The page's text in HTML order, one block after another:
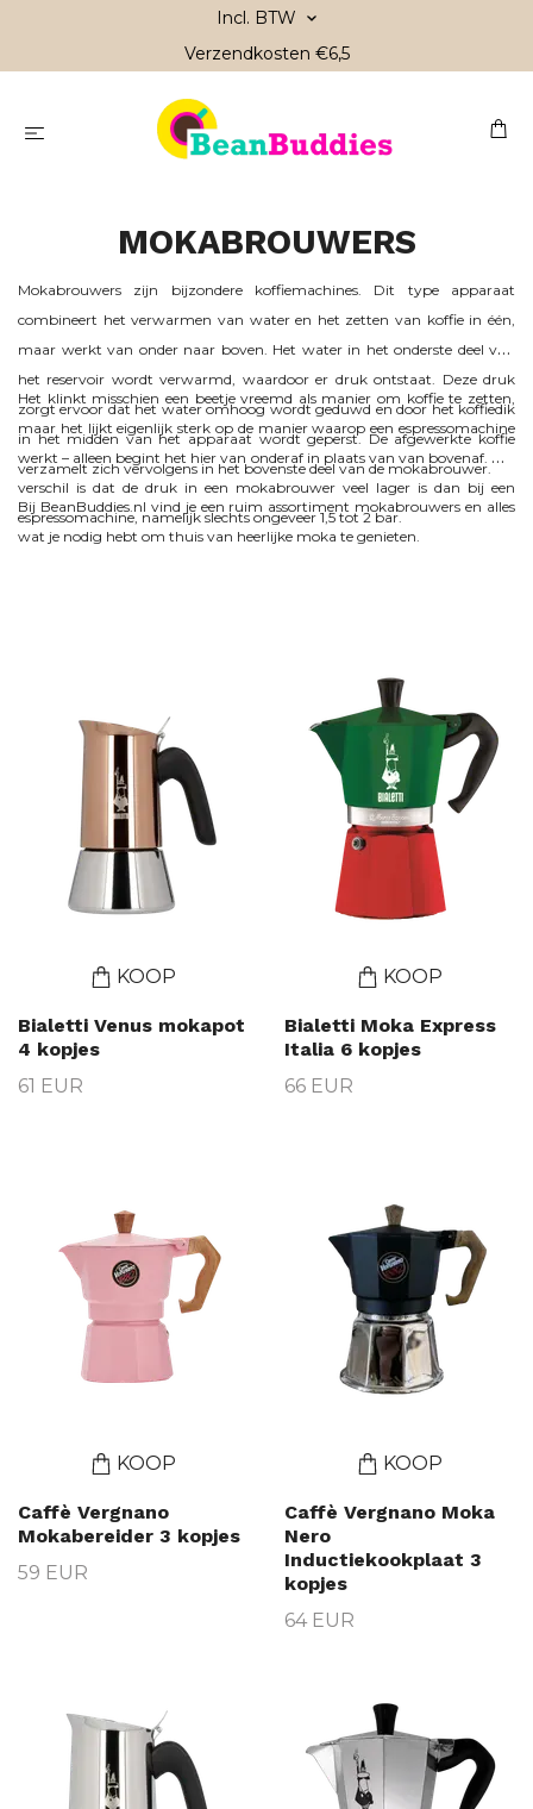
Incl. BTW
Verzendkosten €6,5
MOKABROUWERS
Mokabrouwers zijn bijzondere koffiemachines. Dit type apparaat
combineert het verwarmen van water en het zetten van koffie in één,
maar werkt van onder naar boven. Het water in het onderste deel van
het reservoir wordt verwarmd, waardoor er druk ontstaat. Deze druk
zorgt ervoor dat het water omhoog wordt geduwd en door het koffiedik
in het midden van het apparaat wordt geperst. De afgewerkte koffie
verzamelt zich vervolgens in het bovenste deel van de mokabrouwer.
Het klinkt misschien een beetje vreemd als manier om koffie te zetten,
maar het lijkt eigenlijk sterk op de manier waarop een espressomachine
werkt – alleen begint het hier van onderaf in plaats van van bovenaf. Het
verschil is dat de druk in een mokabrouwer veel lager is dan bij een
espressomachine, namelijk slechts ongeveer 1,5 tot 2 bar.
Bij BeanBuddies.nl vind je een ruim assortiment mokabrouwers en alles
wat je nodig hebt om thuis van heerlijke moka te genieten.
KOOP
Bialetti Venus mokapot
4 kopjes
61 EUR
KOOP
Bialetti Moka Express
Italia 6 kopjes
66 EUR
KOOP
Caffè Vergnano
Mokabereider 3 kopjes
59 EUR
KOOP
Caffè Vergnano Moka
Nero
Inductiekookplaat 3
kopjes
64 EUR